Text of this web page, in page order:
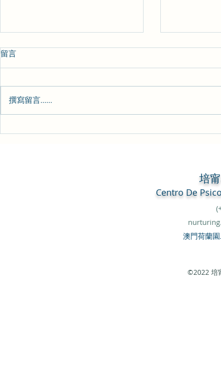
留言
撰寫留言......
培
Centro De
澳門荷蘭
©2022 培